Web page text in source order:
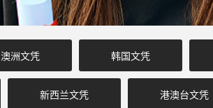
澳洲文凭 韩国文凭
新西兰文凭 港澳台文凭